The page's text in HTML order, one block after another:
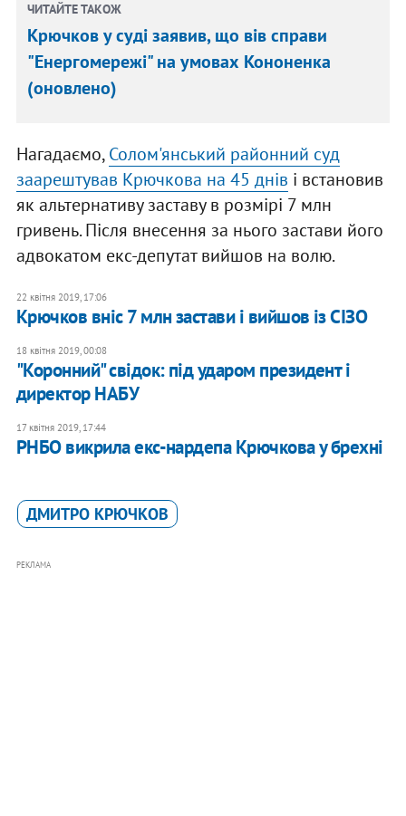
ЧИТАЙТЕ ТАКОЖ
Крючков у суді заявив, що вів справи
"Енергомережі" на умовах Кононенка
(оновлено)
Нагадаємо,Солом'янський районний суд
заарештував Крючкова на 45 днів і встановив
як альтернативу заставу в розмірі 7 млн
гривень. Після внесення за нього застави його
адвокатом екс-депутат вийшов на волю.
22 квітня 2019, 17:06
Крючков вніс 7 млн застави і вийшов із СІЗО
18 квітня 2019, 00:08
"Коронний" свідок: під ударом президент і
директор НАБУ
17 квітня 2019, 17:44
РНБО викрила екс-нардепа Крючкова у брехні
ДМИТРО КРЮЧКОВ
РЕКЛАМА